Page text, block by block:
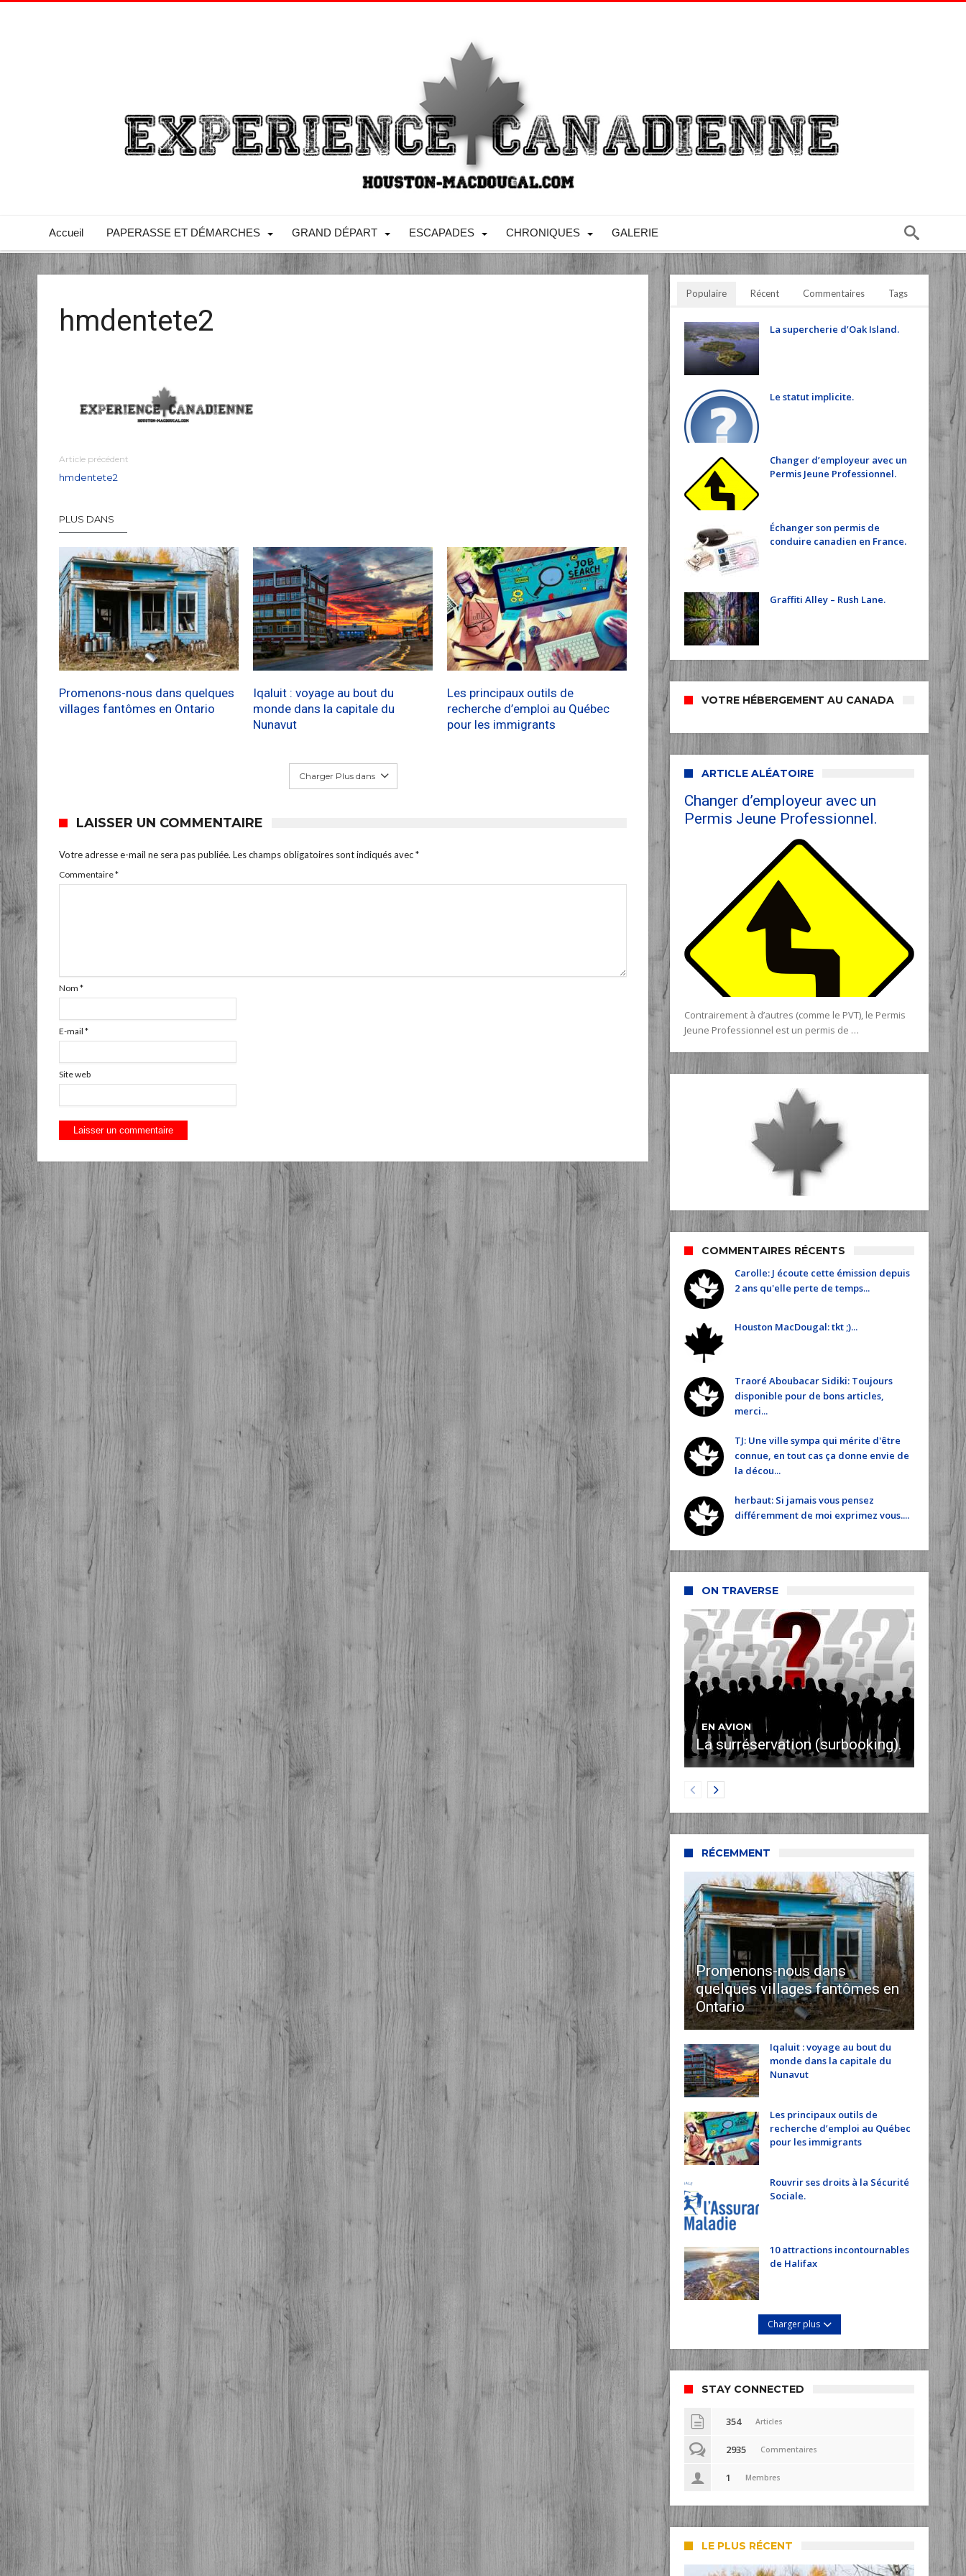
Accueil PAPERASSE ET DÉMARCHES GRAND DÉPART ESCAPADES CHRONIQUES GALERIE
hmdentete2
Article précédent
hmdentete2
PLUS DANS
Promenons-nous dans quelques
villages fantômes en Ontario
Iqaluit : voyage au bout du
monde dans la capitale du
Nunavut
Les principaux outils de
recherche d’emploi au Québec
pour les immigrants
Charger Plus dans
LAISSER UN COMMENTAIRE
Votre adresse e-mail ne sera pas publiée. Les champs obligatoires sont indiqués avec*
Commentaire*
Nom *
E-mail *
Site web
Populaire Récent Commentaires Tags
La supercherie d’Oak Island.
Le statut implicite.
Changer d’employeur avec un
Permis Jeune Professionnel.
Échanger son permis de
conduire canadien en France.
Graffiti Alley – Rush Lane.
VOTRE HÉBERGEMENT AU CANADA
ARTICLE ALÉATOIRE
Changer d’employeur avec un
Permis Jeune Professionnel.
Contrairement à d’autres (comme le PVT), le Permis
Jeune Professionnel est un permis de …
COMMENTAIRES RÉCENTS
Carolle: J écoute cette émission depuis
2 ans qu'elle perte de temps...
Houston MacDougal: tkt ;)...
Traoré Aboubacar Sidiki: Toujours
disponible pour de bons articles,
merci...
TJ: Une ville sympa qui mérite d'être
connue, en tout cas ça donne envie de
la décou...
herbaut: Si jamais vous pensez
différemment de moi exprimez vous....
ON TRAVERSE
EN AVION
La surréservation (surbooking).
RÉCEMMENT
Promenons-nous dans
quelques villages fantômes en
Ontario
Iqaluit : voyage au bout du
monde dans la capitale du
Nunavut
Les principaux outils de
recherche d’emploi au Québec
pour les immigrants
Rouvrir ses droits à la Sécurité
Sociale.
10 attractions incontournables
de Halifax
Charger plus
STAY CONNECTED
354 Articles
2935 Commentaires
1 Membres
LE PLUS RÉCENT